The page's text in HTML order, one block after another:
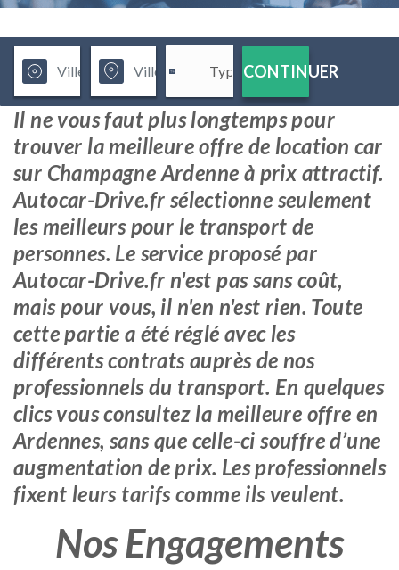
CONTINUER
Il ne vous faut plus longtemps pour
trouver la meilleure offre de location car
sur Champagne Ardenne à prix attractif.
Autocar-Drive.fr sélectionne seulement
les meilleurs pour le transport de
personnes. Le service proposé par
Autocar-Drive.fr n'est pas sans coût,
mais pour vous, il n'en n'est rien. Toute
cette partie a été réglé avec les
différents contrats auprès de nos
professionnels du transport. En quelques
clics vous consultez la meilleure offre en
Ardennes, sans que celle-ci souffre d’une
augmentation de prix. Les professionnels
fixent leurs tarifs comme ils veulent.
Nos Engagements